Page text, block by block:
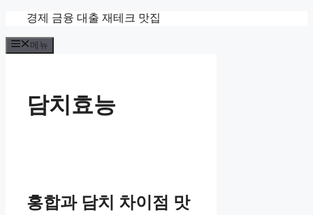
츠
경제 금융 대출 재테크 맛집
메뉴
담치효능
홍합과 담치 차이점 맛